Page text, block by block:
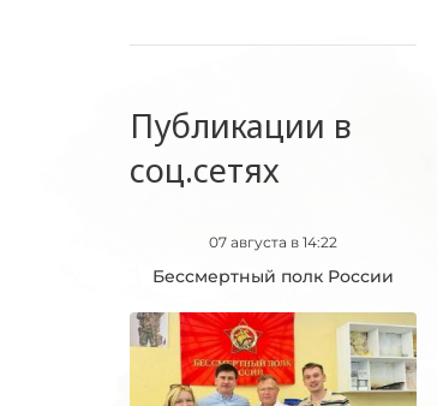
Публикации в
соц.сетях
07 августа в 14:22
Бессмертный полк России